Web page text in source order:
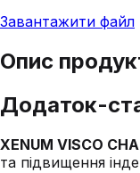
Завантажити файл
Опис
Додаток-
XENUM VISCO
та підвищення